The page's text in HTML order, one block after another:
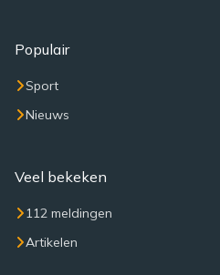
Populair
Sport
Nieuws
Veel bekeken
112 meldingen
Artikelen